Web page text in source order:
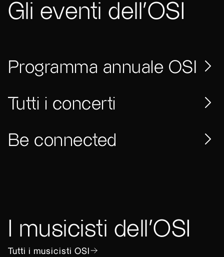
Gli eventi dell'OSI
Programma annuale OSI
Tutti i concerti
Be connected
I musicisti dell’OSI
Tutti i musicisti OSI